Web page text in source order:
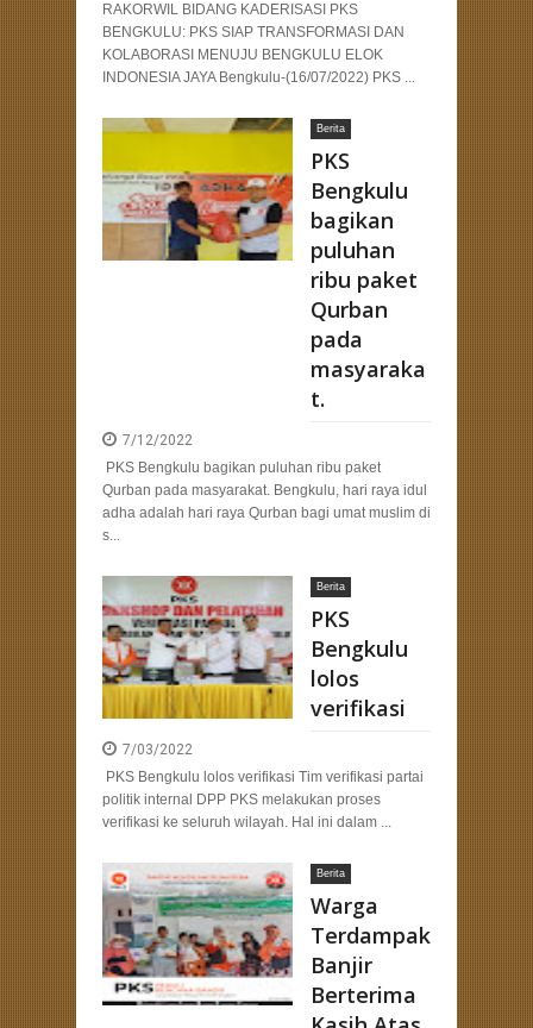
RAKORWIL BIDANG KADERISASI PKS
BENGKULU: PKS SIAP TRANSFORMASI DAN
KOLABORASI MENUJU BENGKULU ELOK
INDONESIA JAYA Bengkulu-(16/07/2022) PKS ...
Berita
PKS
Bengkulu
bagikan
puluhan
ribu paket
Qurban
pada
masyaraka
t.
7/12/2022
PKS Bengkulu bagikan puluhan ribu paket
Qurban pada masyarakat. Bengkulu, hari raya idul
adha adalah hari raya Qurban bagi umat muslim di
s...
Berita
PKS
Bengkulu
lolos
verifikasi
7/03/2022
PKS Bengkulu lolos verifikasi Tim verifikasi partai
politik internal DPP PKS melakukan proses
verifikasi ke seluruh wilayah. Hal ini dalam ...
Berita
Warga
Terdampak
Banjir
Berterima